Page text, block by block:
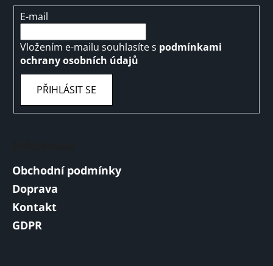
E-mail
Vložením e-mailu souhlasíte s podmínkami
ochrany osobních údajů
PŘIHLÁSIT SE
Obchodní podmínky
Doprava
Kontakt
GDPR